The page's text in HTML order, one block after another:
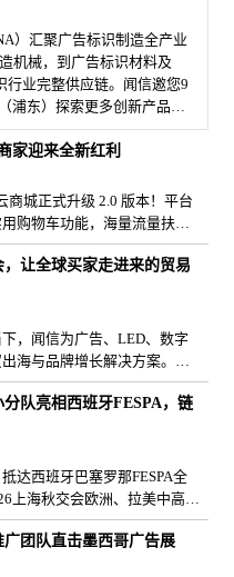
）汇聚广告标识制造全产业
机械，到广告标识材料及
行业完整供应链。闻信邀您9
浦东）探索更多创新产品，
注册成为VIP观众
家迎来全新红利
商城正式升级 2.0 版本！平台
购物车功能，海量流量扶持
代现已开启。快来抢占2.0首
让全球买家走进来的贸易
，闻信为广告、LED、数字
海与品牌增长解决方案。依
两场线下交易会：9月上海秋
角与大湾区，汇聚千余家源
买家。同步推出线上多优品
业足不出国对接全球市场，
，轻松实现品牌出海、业绩
队亮相西班牙FESPA，链
达西班牙巴塞罗那FESPA全
上海秋交会欧洲、拉美中高端
位专业采购商，精准触达欧
识等领域的核心采购商，现
出海全产业解决方案，面对
团队直击墨西哥广告展